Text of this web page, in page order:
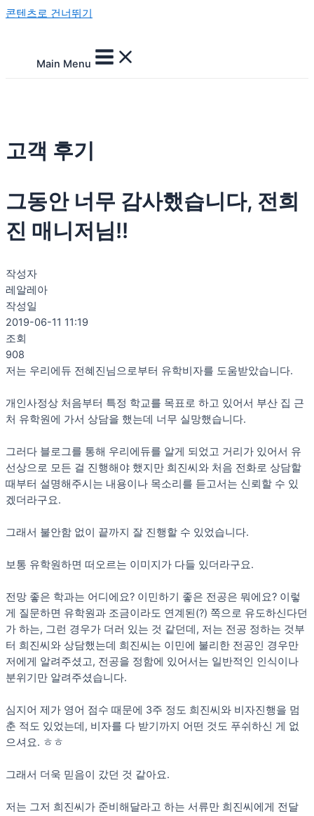
콘텐츠로 건너뛰기
Main Menu
고객 후기
그동안 너무 감사했습니다, 전희
진 매니저님!!
작성자
레알레아
작성일
2019-06-11 11:19
조회
908
저는 우리에듀 전혜진님으로부터 유학비자를 도움받았습니다.
개인사정상 처음부터 특정 학교를 목표로 하고 있어서 부산 집 근
처 유학원에 가서 상담을 했는데 너무 실망했습니다.
그러다 블로그를 통해 우리에듀를 알게 되었고 거리가 있어서 유
선상으로 모든 걸 진행해야 했지만 희진씨와 처음 전화로 상담할
때부터 설명해주시는 내용이나 목소리를 듣고서는 신뢰할 수 있
겠더라구요.
그래서 불안함 없이 끝까지 잘 진행할 수 있었습니다.
보통 유학원하면 떠오르는 이미지가 다들 있더라구요.
전망 좋은 학과는 어디에요? 이민하기 좋은 전공은 뭐에요? 이렇
게 질문하면 유학원과 조금이라도 연계된(?) 쪽으로 유도하신다던
가 하는, 그런 경우가 더러 있는 것 같던데, 저는 전공 정하는 것부
터 희진씨와 상담했는데 희진씨는 이민에 불리한 전공인 경우만
저에게 알려주셨고, 전공을 정함에 있어서는 일반적인 인식이나
분위기만 알려주셨습니다.
심지어 제가 영어 점수 때문에 3주 정도 희진씨와 비자진행을 멈
춘 적도 있었는데, 비자를 다 받기까지 어떤 것도 푸쉬하신 게 없
으셔요. ㅎㅎ
그래서 더욱 믿음이 갔던 것 같아요.
저는 그저 희진씨가 준비해달라고 하는 서류만 희진씨에게 전달